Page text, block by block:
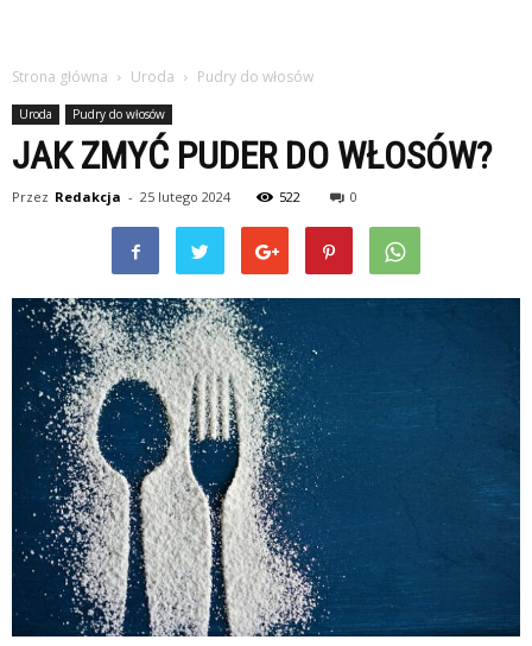
Strona główna Uroda Pudry do włosów
Uroda Pudry do włosów
JAK ZMYĆ PUDER DO WŁOSÓW?
Przez Redakcja - 25 lutego 2024 522 0